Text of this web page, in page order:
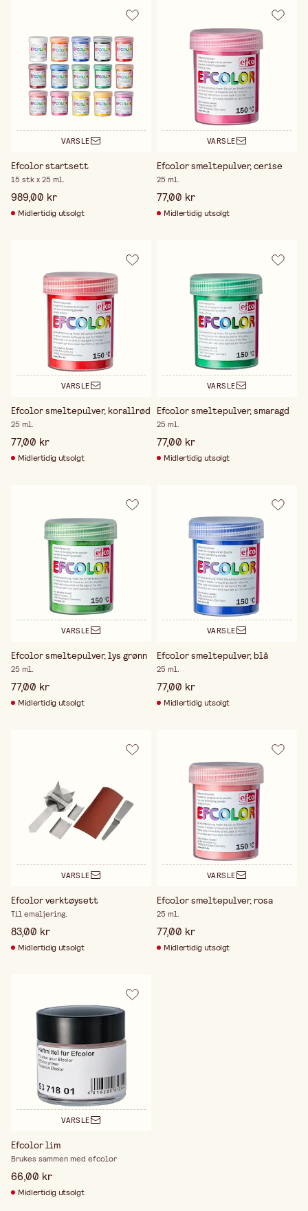
VARSLE
Efcolor startsett
15 stk x 25 ml.
989,00 kr
Midlertidig utsolgt
VARSLE
Efcolor smeltepulver, cerise
25 ml.
77,00 kr
Midlertidig utsolgt
VARSLE
Efcolor smeltepulver, korallrød
25 ml.
77,00 kr
Midlertidig utsolgt
VARSLE
Efcolor smeltepulver, smaragd
25 ml.
77,00 kr
Midlertidig utsolgt
VARSLE
Efcolor smeltepulver, lys grønn
25 ml.
77,00 kr
Midlertidig utsolgt
VARSLE
Efcolor smeltepulver, blå
25 ml.
77,00 kr
Midlertidig utsolgt
VARSLE
Efcolor verktøysett
Til emaljering.
83,00 kr
Midlertidig utsolgt
VARSLE
Efcolor smeltepulver, rosa
25 ml.
77,00 kr
Midlertidig utsolgt
VARSLE
Efcolor lim
Brukes sammen med efcolor
66,00 kr
Midlertidig utsolgt